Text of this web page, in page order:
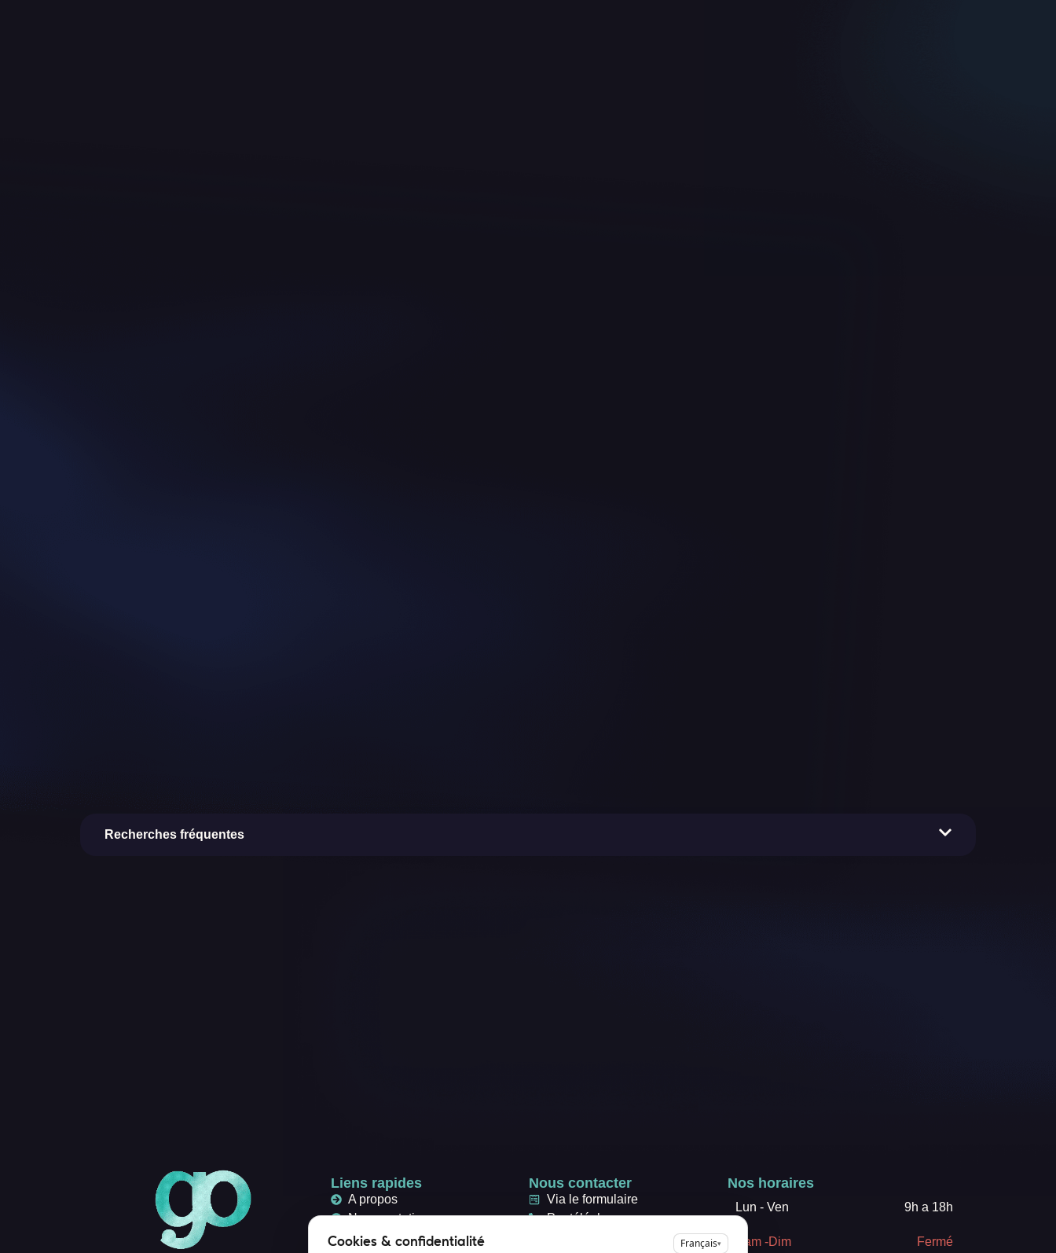
Recherches fréquentes
Liens rapides
A propos
Nos prestations
Nos sites internet
Nous contacter
Via le formulaire
Par téléphone
Nos horaires
Lun - Ven 9h a 18h
Sam -Dim Fermé
Cookies & confidentialité Français▾